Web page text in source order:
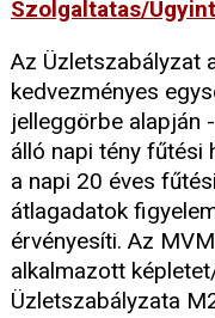
Szolgaltatas/
Az Üzletszabályzat
kedvezményes
jelleggörbe alapján
álló napi tény fűtési
a napi 20 éves
átlagadatok
érvényesíti. Az
alkalmazott
Üzletszabályzata